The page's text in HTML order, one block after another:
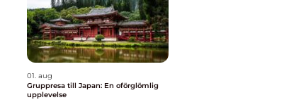
01. aug
Gruppresa till Japan: En oförglömlig
upplevelse